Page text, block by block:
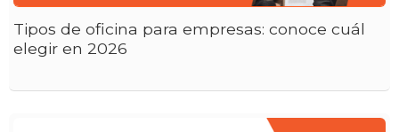
Tipos de oficina para empresas: conoce cuál
elegir en 2026